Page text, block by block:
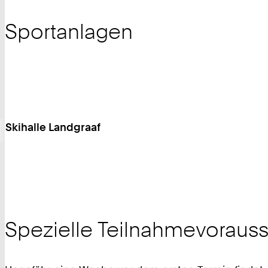
Sportanlagen
Skihalle Landgraaf
Spezielle